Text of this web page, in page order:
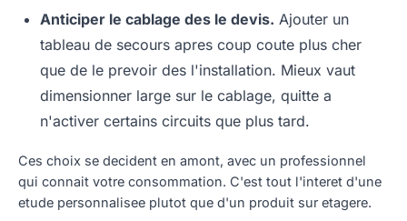
Anticiper le cablage des le devis. Ajouter un
tableau de secours apres coup coute plus cher
que de le prevoir des l'installation. Mieux vaut
dimensionner large sur le cablage, quitte a
n'activer certains circuits que plus tard.
Ces choix se decident en amont, avec un professionnel
qui connait votre consommation. C'est tout l'interet d'une
etude personnalisee plutot que d'un produit sur etagere.